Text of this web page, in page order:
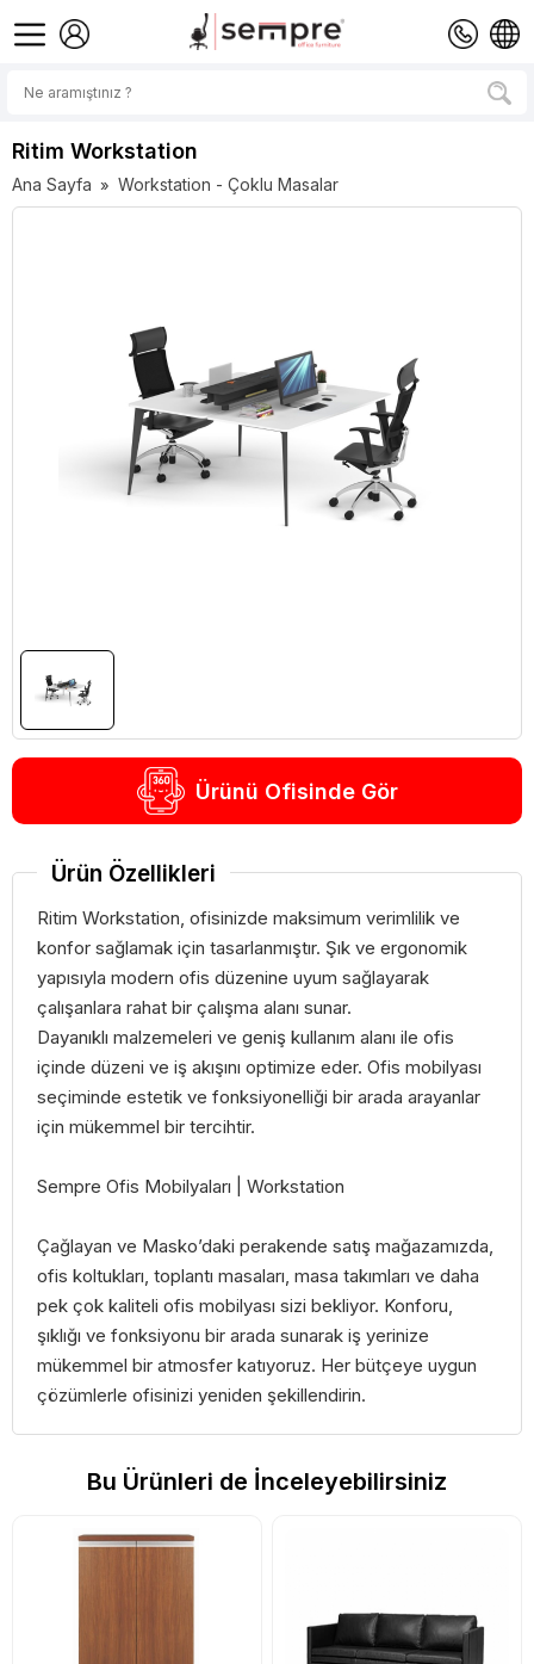
Ritim Workstation
Ana Sayfa » Workstation - Çoklu Masalar
Ürünü Ofisinde Gör
Ürün Özellikleri
Ritim Workstation, ofisinizde maksimum verimlilik ve
konfor sağlamak için tasarlanmıştır. Şık ve ergonomik
yapısıyla modern ofis düzenine uyum sağlayarak
çalışanlara rahat bir çalışma alanı sunar.
Dayanıklı malzemeleri ve geniş kullanım alanı ile ofis
içinde düzeni ve iş akışını optimize eder. Ofis mobilyası
seçiminde estetik ve fonksiyonelliği bir arada arayanlar
için mükemmel bir tercihtir.
Sempre Ofis Mobilyaları | Workstation
Çağlayan ve Masko’daki perakende satış mağazamızda,
ofis koltukları, toplantı masaları, masa takımları ve daha
pek çok kaliteli ofis mobilyası sizi bekliyor. Konforu,
şıklığı ve fonksiyonu bir arada sunarak iş yerinize
mükemmel bir atmosfer katıyoruz. Her bütçeye uygun
çözümlerle ofisinizi yeniden şekillendirin.
Bu Ürünleri de İnceleyebilirsiniz